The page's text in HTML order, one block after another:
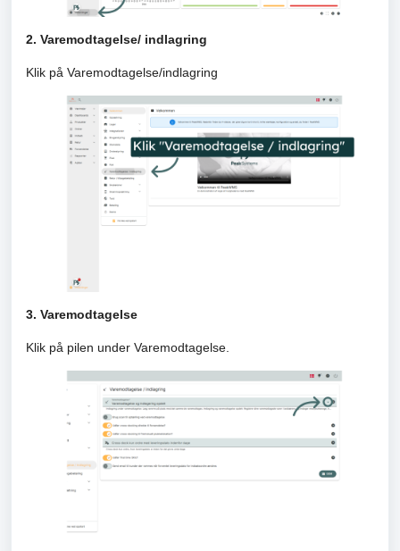
2. Varemodtagelse/ indlagring
Klik på Varemodtagelse/indlagring
3. Varemodtagelse
Klik på pilen under Varemodtagelse.